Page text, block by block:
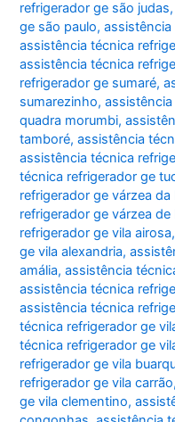
refrigerador ge são judas
ge são paulo,
assistência técnica
assistência técnica
refrigerador ge sumaré,
sumarezinho,
quadra morumbi,
tamboré,assistência
assistência técnica
técnica refrigerador ge
refrigerador ge várzea da
refrigerador ge várzea de
refrigerador ge vila airosa
ge vila alexandria,
amália,assistência
assistência técnica
assistência técnica
técnica refrigerador ge
técnica refrigerador ge
refrigerador ge vila
refrigerador ge vila carrão
ge vila clementino,